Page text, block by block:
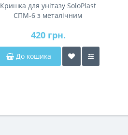
Кришка для унітазу SoloPlast
СПМ-6 з металічним
420 грн.
До кошика